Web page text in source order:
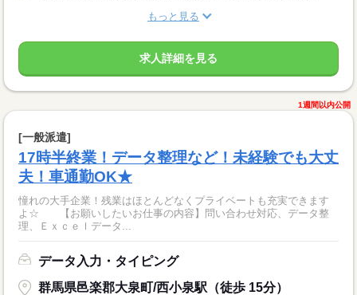
もっと見る
求人詳細を見る
1週間以内公開
[一般派遣]
17時半終業！データ整理など！未経験でも大丈
夫！車通勤OK★
憧れの大手企業！残業はほとんどなくプライベートも充実できます
よ☆ 【お願いしたいお仕事の内容】問い合わせ対応、データ整
理、Ｅｘｃｅｌデータ...
データ入力・タイピング
群馬県邑楽郡大泉町/西小泉駅（徒歩 15分）